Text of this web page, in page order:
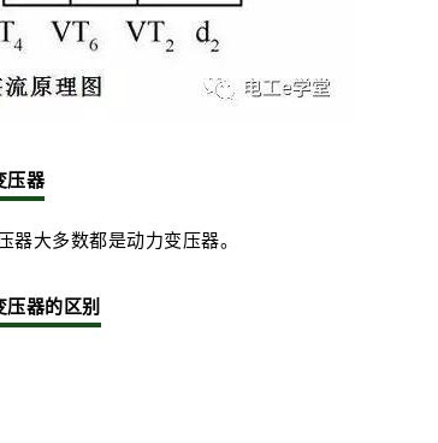
压器
大多数都是动力变压器。
器的区别